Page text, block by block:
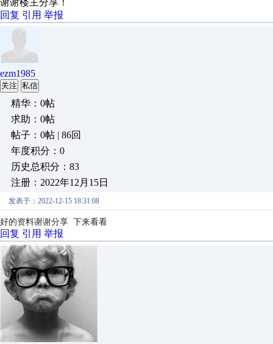
谢谢楼主分享！
回复 引用 举报
ezm1985
关注 私信
精华：0帖
求助：0帖
帖子：0帖 | 86回
年度积分：0
历史总积分：83
注册：2022年12月15日
发表于：2022-12-15 18:31:08
好的资料谢谢分享 下来看看
回复 引用 举报